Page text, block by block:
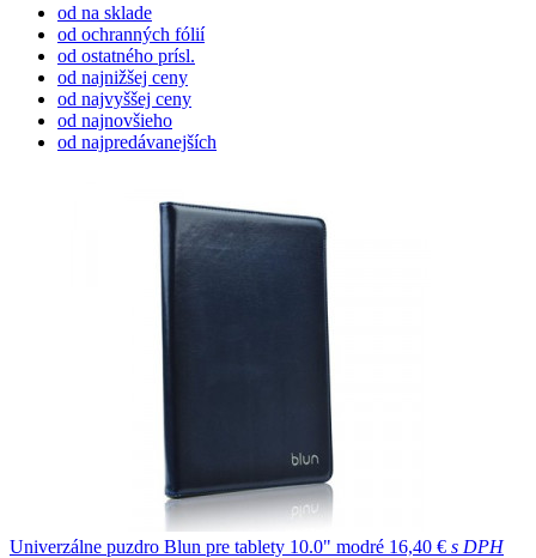
od na sklade
od ochranných fólií
od ostatného prísl.
od najnižšej ceny
od najvyššej ceny
od najnovšieho
od najpredávanejších
Univerzálne puzdro Blun pre tablety 10.0" modré 16,40 € s DPH